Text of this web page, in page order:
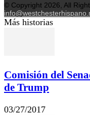
© Copyright 2026, All
Más historias
Comisión del
de Trump
03/27/2017